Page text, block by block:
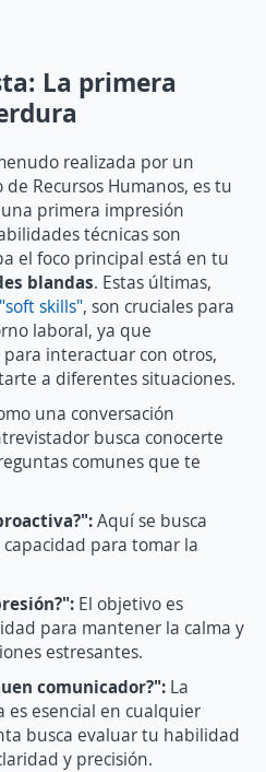
La primera
realizada por un
Recursos Humanos, es tu
primera impresión
técnicas son
el foco principal está en tu
blandas. Estas últimas,
"soft skills", son cruciales para
laboral, ya que
interactuar con otros,
a diferentes situaciones.
una conversación
busca conocerte
comunes que te
Aquí se busca
para tomar la
El objetivo es
para mantener la calma y
estresantes.
comunicador?": La
es esencial en cualquier
busca evaluar tu habilidad
y precisión.